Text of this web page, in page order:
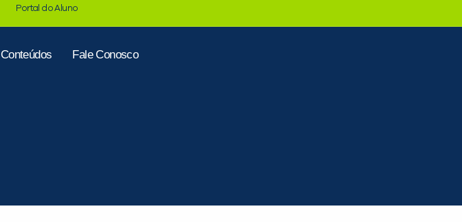
Portal do Aluno
Conteúdos Fale Conosco